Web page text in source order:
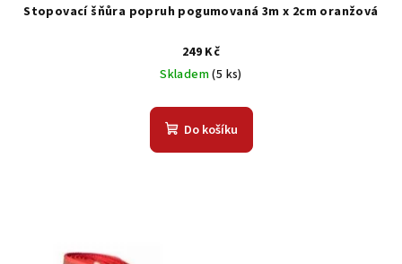
Stopovací šňůra popruh pogumovaná 3m x 2cm oranžová
249 Kč
Skladem(5 ks)
Do košíku